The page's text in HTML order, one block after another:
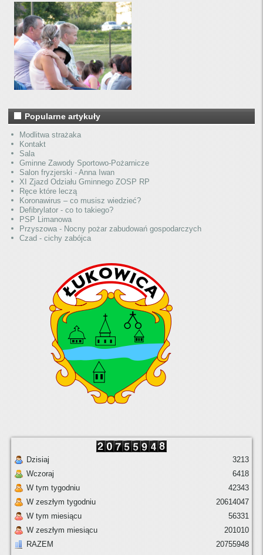
Popularne artykuły
Modlitwa strażaka
Kontakt
Sala
Gminne Zawody Sportowo-Pożarnicze
Salon fryzjerski - Anna Iwan
XI Zjazd Odziału Gminnego ZOSP RP
Ręce które leczą
Koronawirus – co musisz wiedzieć?
Defibrylator - co to takiego?
PSP Limanowa
Przyszowa - Nocny pożar zabudowań gospodarczych
Czad - cichy zabójca
Dzisiaj
Wczoraj
W tym tygodniu
W zeszłym tygodniu
W tym miesiącu
W zeszłym miesiącu
RAZEM
3213
6418
42343
20614047
56331
201010
20755948